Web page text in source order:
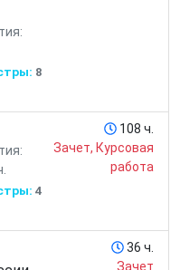
8
108 ч.
Зачет, Курсовая
работа
4
36 ч.
Зачет